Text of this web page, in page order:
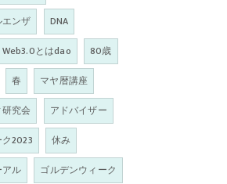
ンザ
DNA
Web3.0とはdao
80歳
春
マヤ暦講座
究会
アドバイザー
2023
休み
ル
ゴルデンウィーク